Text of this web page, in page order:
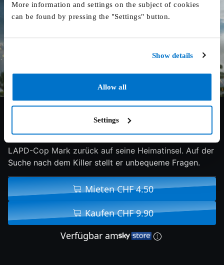
More information and settings on the subject of cookies
can be found by pressing the "Settings" button.
Show details
Allow all
Settings
Nach dem brutalen Mord an seinem Bruder kehrt
LAPD-Cop Mark zurück auf seine Heimatinsel. Auf der
Suche nach dem Killer stellt er unbequeme Fragen.
Mieten CHF 4.50
Kaufen CHF 9.90
Verfügbar am